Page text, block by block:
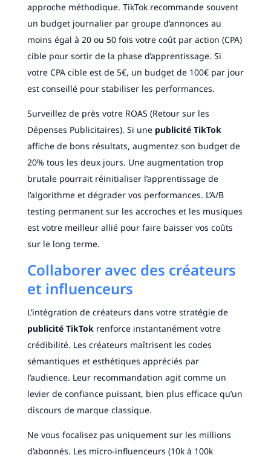
approche méthodique. TikTok recommande souvent
un budget journalier par groupe d’annonces au
moins égal à 20 ou 50 fois votre coût par action (CPA)
cible pour sortir de la phase d’apprentissage. Si
votre CPA cible est de 5€, un budget de 100€ par jour
est conseillé pour stabiliser les performances.
Surveillez de près votre ROAS (Retour sur les
Dépenses Publicitaires). Si une publicité TikTok
affiche de bons résultats, augmentez son budget de
20% tous les deux jours. Une augmentation trop
brutale pourrait réinitialiser l’apprentissage de
l’algorithme et dégrader vos performances. L’A/B
testing permanent sur les accroches et les musiques
est votre meilleur allié pour faire baisser vos coûts
sur le long terme.
Collaborer avec des créateurs
et influenceurs
L’intégration de créateurs dans votre stratégie de
publicité TikTokrenforce instantanément votre
crédibilité. Les créateurs maîtrisent les codes
sémantiques et esthétiques appréciés par
l’audience. Leur recommandation agit comme un
levier de confiance puissant, bien plus efficace qu’un
discours de marque classique.
Ne vous focalisez pas uniquement sur les millions
d’abonnés. Les micro-influenceurs (10k à 100k